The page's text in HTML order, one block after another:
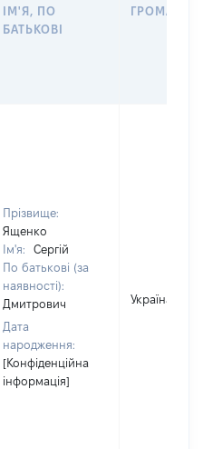
ІМ'Я, ПО
БАТЬКОВІ
Прізвище:
Ященко
Ім'я:
Сергій
По батькові (за
наявності):
Дмитрович
Дата
народження:
[Конфіденційна
інформація]
Україна